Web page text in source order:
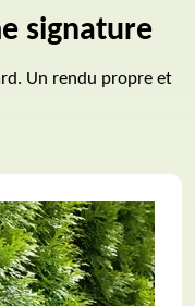
signature
Un rendu propre et